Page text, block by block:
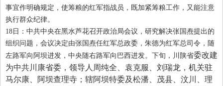
事宜作明确规定，使筹粮的红军指战员，既加紧筹粮工作，又能注意
执行群众纪律。
18 日：中共中央在黑水芦花召开政治局会议，研究解决张国焘提出的
组织问题，会议决定由张国焘任红军总政委，朱德为红军总司令，随
左路军向阿坝进发，中央随右路军向巴西进发。下旬，川陕省委改建
为中共川康省委 ， 领导人周纯全、袁克服、刘瑞龙 ， 机关驻
马尔康、阿坝查理寺 ； 辖阿坝特委及松潘、茂县、汶川、理